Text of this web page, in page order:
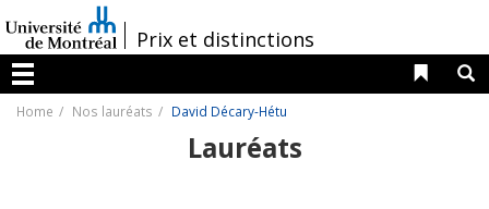
au
contenu
/Prix et distinctions
Menu
Liens
Home Nos lauréats David Décary-Hétu
Lauréats